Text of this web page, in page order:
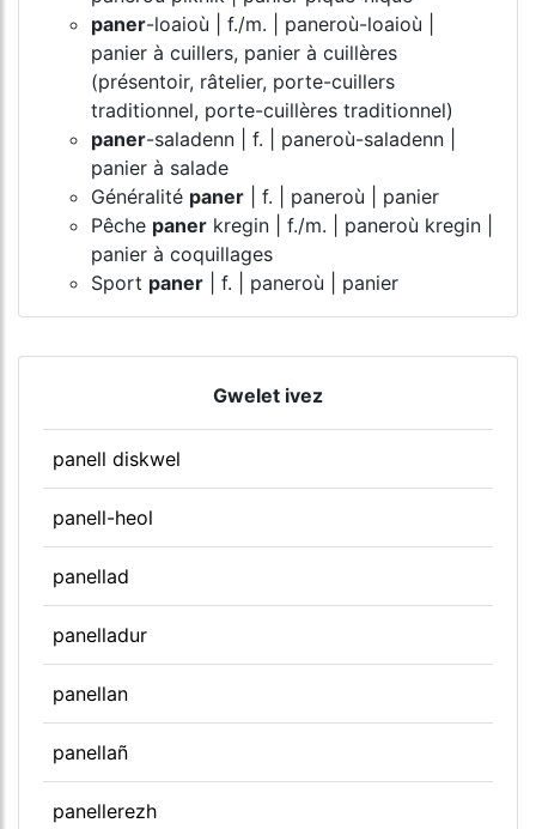
paner-loaioù | f./m. | paneroù-loaioù |
panier à cuillers, panier à cuillères
(présentoir, râtelier, porte-cuillers
traditionnel, porte-cuillères traditionnel)
paner-saladenn | f. | paneroù-saladenn |
panier à salade
Généralité paner | f. | paneroù | panier
Pêche paner kregin | f./m. | paneroù kregin |
panier à coquillages
Sport paner | f. | paneroù | panier
Gwelet ivez
panell diskwel
panell-heol
panellad
panelladur
panellan
panellañ
panellerezh